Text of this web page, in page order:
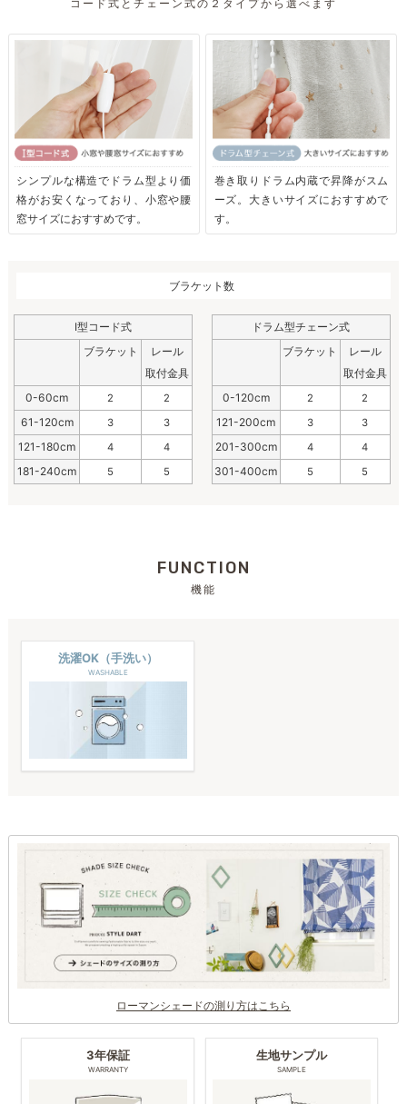
コード式とチェーン式の２タイプから選べます
シンプルな構造でドラム型より価
格がお安くなっており、小窓や腰
窓サイズにおすすめです。
巻き取りドラム内蔵で昇降がスム
ーズ。大きいサイズにおすすめで
す。
ブラケット数
I型コード式
ブラケット
レール
取付金具
0-60cm
2 2
61-120cm 3 3
121-180cm 4 4
181-240cm 5 5
ドラム型チェーン式
ブラケット
レール
取付金具
0-120cm
2 2
121-200cm 3 3
201-300cm 4 4
301-400cm 5 5
FUNCTION
機能
洗濯OK（手洗い）
WASHABLE
ローマンシェードの測り方はこちら
3年保証
WARRANTY
生地サンプル
SAMPLE